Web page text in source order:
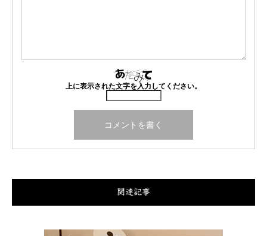
上に表示された文字を入力してください。
関連記事